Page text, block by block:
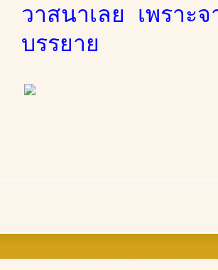
วาสนาเลย เพราะ
บรรยาย